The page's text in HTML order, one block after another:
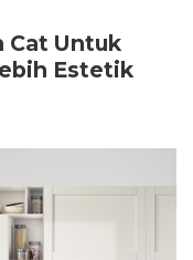
Cat Untuk
Estetik